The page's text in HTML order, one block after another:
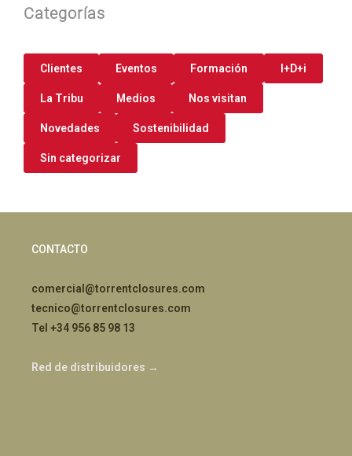
Categorías
Clientes Eventos Formación I+D+i
La Tribu Medios Nos visitan
Novedades Sostenibilidad
Sin categorizar
CONTACTO
comercial@torrentclosures.com
tecnico@torrentclosures.com
Tel +34 956 85 98 13
Red de distribuidores →